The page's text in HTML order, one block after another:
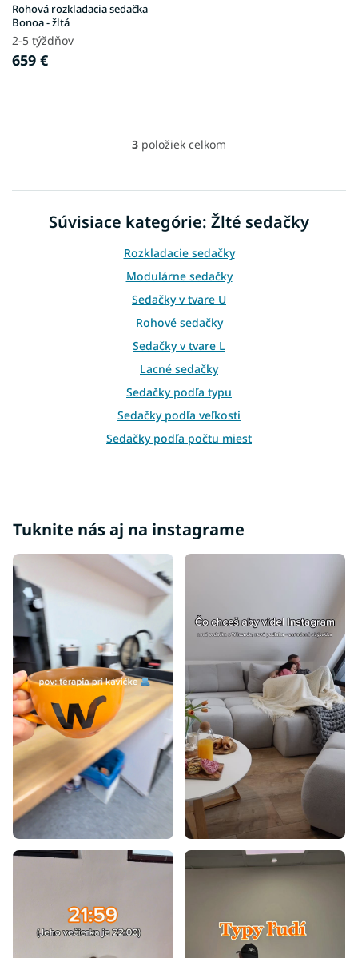
Rohová rozkladacia sedačka
Bonoa - žltá
2-5 týždňov
659 €
O
á
d
a
i
e
p
r
v
k
y
v
ý
p
i
s
u
3 položiek celkom
Súvisiace kategórie: Žlté sedačky
Rozkladacie sedačky
Modulárne sedačky
Sedačky v tvare U
Rohové sedačky
Sedačky v tvare L
Lacné sedačky
Sedačky podľa typu
Sedačky podľa veľkosti
Sedačky podľa počtu miest
Sedačky podľa štýlu
Sedačky podľa účelu
Tuknite nás aj na instagrame